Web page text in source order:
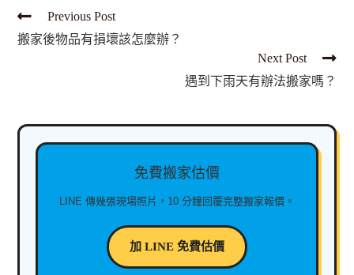
Previous Post
搬家後物品有損壞該怎麼辦？
Next Post
遇到下雨天有辦法搬家嗎？
免費搬家估價
LINE 傳幾張現場照片，10 分鐘回覆完整搬家報價。
加 LINE 免費估價